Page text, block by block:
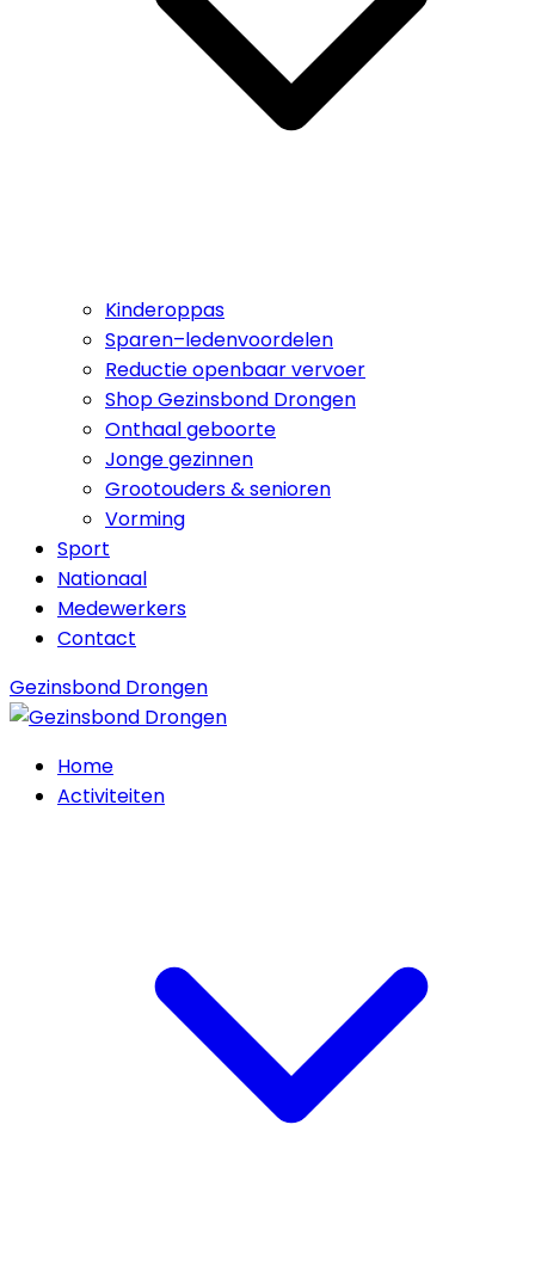
Kinderoppas
Sparen–ledenvoordelen
Reductie openbaar vervoer
Shop Gezinsbond Drongen
Onthaal geboorte
Jonge gezinnen
Grootouders & senioren
Vorming
Sport
Nationaal
Medewerkers
Contact
Gezinsbond Drongen
Home
Activiteiten